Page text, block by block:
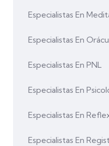
Especialistas En
Especialistas En
Especialistas En PNL
Especialistas En
Especialistas En
Especialistas En